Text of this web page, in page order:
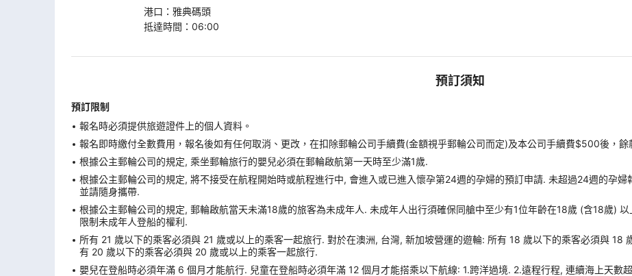
港口 ： 雅典碼頭
抵達時間 ： 06:00
預訂須知
預訂限制
報名時必須提供旅遊證件上的個人資料。
報名即時繳付全數費用，報名後如有任何取消、更改，在扣除郵輪公司手續費(金額視乎郵輪公司而定)及本公司手續費$500後，餘
根據公主郵輪公司的規定, 乘坐郵輪旅行的嬰兒必須在郵輪啟航第一天時至少滿1歲.
根據公主郵輪公司的規定, 將不接受在航程開始時或航程進行中, 會進入或已進入懷孕第24週的孕婦的預訂申請. 未超過24週的孕
並請隨身攜帶.
根據公主郵輪公司的規定, 郵輪啟航當天未滿18歲的旅客為未成年人. 未成年人出行須確保同艙中至少有1位年齡在18歲 (含18歲)
限制未成年人登船的權利.
所有 21 歲以下的乘客必須與 21 歲或以上的乘客一起旅行. 對於在澳洲, 台灣, 新加坡營運的遊輪: 所有 18 歲以下的乘客必須與 18
有 20 歲以下的乘客必須與 20 歲或以上的乘客一起旅行.
嬰兒在登船時必須年滿 6 個月才能航行. 兒童在登船時必須年滿 12 個月才能搭乘以下航線: 1.跨洋過境. 2.遠程行程, 連續海上天數